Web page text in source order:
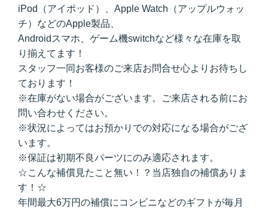
iPod（アイポッド）、Apple Watch（アップルウォッ
チ）などのApple製品、
Androidスマホ、ゲーム機switchなど様々な在庫を取
り揃えてます！
スタッフ一同お客様のご来店お問合せ心よりお待ちし
ております！
※在庫がない場合がございます。ご来店される前にお
問い合わせください。
※状況によってはお預かりでの対応になる場合がござ
います。
※保証は初期不良パーツにのみ適応されます。
☆こんな補償見たこと無い！？当店独自の補償ありま
す！☆
年間最大6万円の補償にコンビニなどのギフトが毎月